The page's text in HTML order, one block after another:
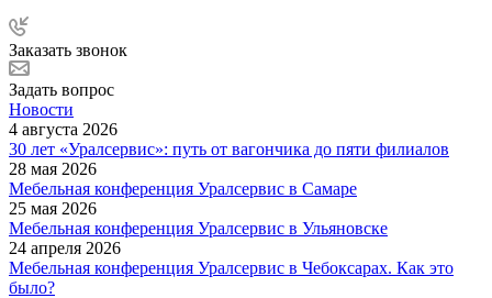
Заказать звонок
Задать вопрос
Новости
4 августа 2026
30 лет «Уралсервис»: путь от вагончика до пяти филиалов
28 мая 2026
Мебельная конференция Уралсервис в Самаре
25 мая 2026
Мебельная конференция Уралсервис в Ульяновске
24 апреля 2026
Мебельная конференция Уралсервис в Чебоксарах. Как это
было?